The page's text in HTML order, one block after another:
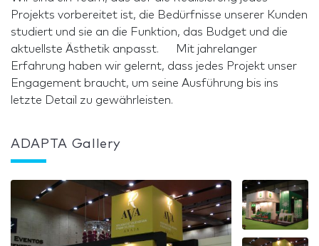
Projekts vorbereitet ist, die Bedürfnisse unserer Kunden
studiert und sie an die Funktion, das Budget und die
aktuellste Ästhetik anpasst. Mit jahrelanger
Erfahrung haben wir gelernt, dass jedes Projekt unser
Engagement braucht, um seine Ausführung bis ins
letzte Detail zu gewährleisten.
ADAPTA Gallery